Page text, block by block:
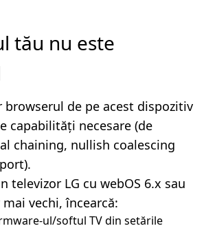
tău nu este
browserul de pe acest dispozitiv
capabilități necesare (de
chaining, nullish coalescing
televizor LG cu webOS 6.x sau
vechi, încearcă:
ul/softul TV din setările